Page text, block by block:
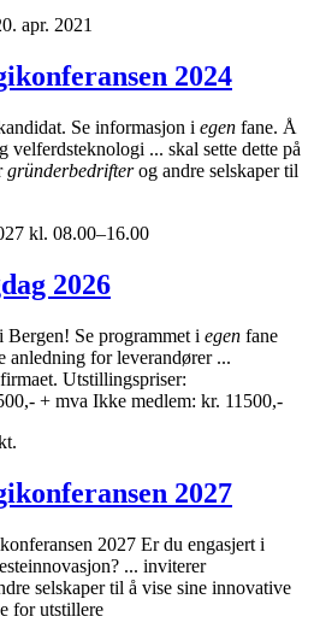
apr. 2021
2024
Se informasjon i egen fane. Å
velferdsteknologi ... skal sette dette på
gründerbedrifterog andre selskaper til
kl. 08.00–16.00
2026
Bergen! Se programmet i egen fane
for leverandører ...
Utstillingspriser:
+ mva Ikke medlem: kr. 11500,-
2027
2027 Er du engasjert i
... inviterer
selskaper til å vise sine innovative
for utstillere